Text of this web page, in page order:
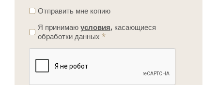
Отправить мне копию
Я принимаю условия, касающиеся
обработки данных *